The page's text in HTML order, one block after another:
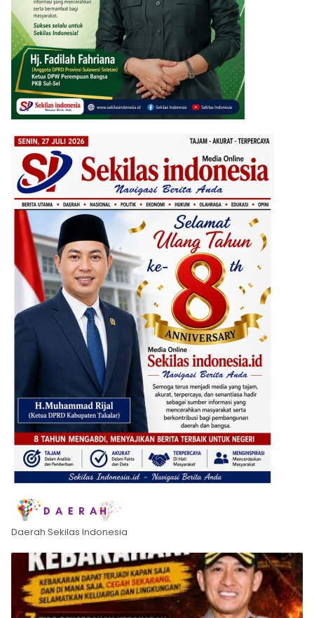
Daerah Sekilas Indonesia